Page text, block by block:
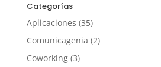
Categorías
Aplicaciones (35)
Comunicagenia (2)
Coworking(3)